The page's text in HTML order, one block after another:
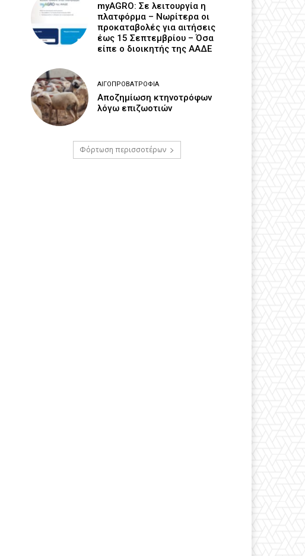
myAGRO: Σε λειτουργία η
πλατφόρμα – Νωρίτερα οι
προκαταβολές για αιτήσεις
έως 15 Σεπτεμβρίου – Όσα
είπε ο διοικητής της ΑΑΔΕ
ΑΙΓΟΠΡΟΒΑΤΡΟΦΊΑ
Αποζημίωση κτηνοτρόφων
λόγω επιζωοτιών
Φόρτωση περισσοτέρων